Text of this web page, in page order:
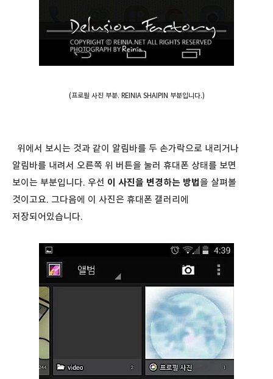
(프로필 사진 부분. REINIA SHAIPIN 부분입니다.)
위에서 보시는 것과 같이 알림바를 두 손가락으로 내리거나
알림바를 내려서 오른쪽 위 버튼을 눌러 휴대폰 상태를 보면
보이는 부분입니다. 우선 이 사진을 변경하는 방법을 살펴볼
것이고요. 그다음에 이 사진은 휴대폰 갤러리에
저장되어있습니다.